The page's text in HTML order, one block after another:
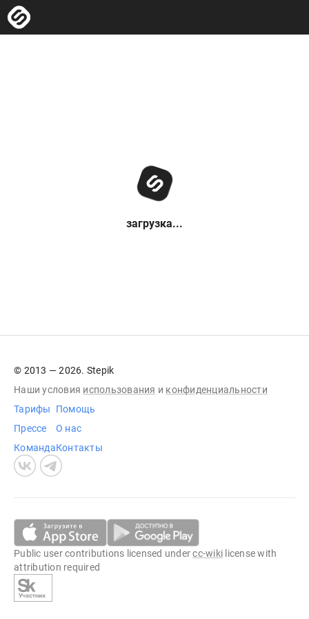
загрузка...
© 2013 — 2026. Stepik
Наши условия использования и конфиденциальности
Тарифы
Прессе
Команда
Помощь
О нас
Контакты
Public user contributions licensed undercc-wiki license with
attribution required